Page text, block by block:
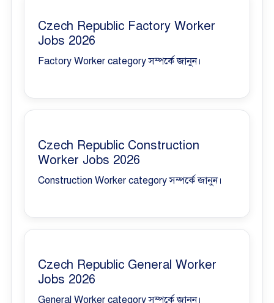
Czech Republic Factory Worker
Jobs 2026
Factory Worker category সম্পর্কে জানুন।
Czech Republic Construction
Worker Jobs 2026
Construction Worker category সম্পর্কে জানুন।
Czech Republic General Worker
Jobs 2026
General Worker category সম্পর্কে জানুন।